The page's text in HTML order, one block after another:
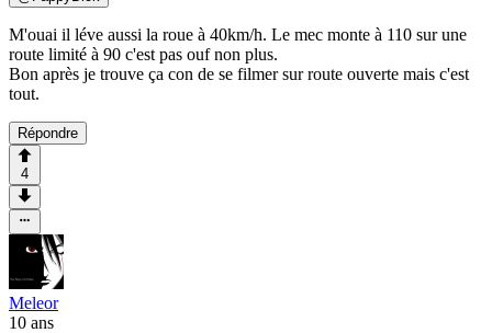
M'ouai il léve aussi la roue à 40km/h. Le mec monte à 110 sur une
route limité à 90 c'est pas ouf non plus.
Bon après je trouve ça con de se filmer sur route ouverte mais c'est
tout.
Répondre
4
Meleor
10 ans